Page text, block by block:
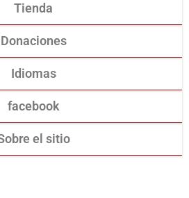
Tienda
Donaciones
Idiomas
facebook
el sitio